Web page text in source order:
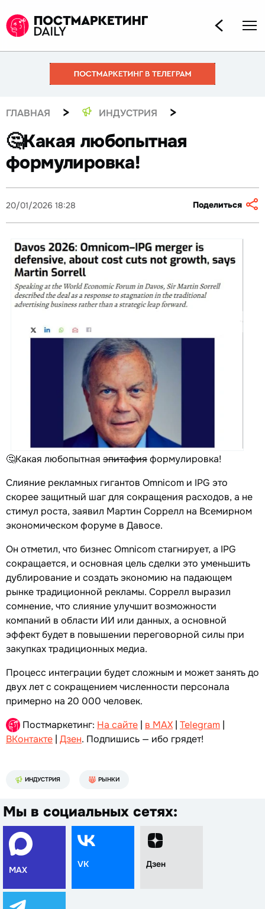
ГЛАВНАЯ > ИНДУСТРИЯ >
🤔Какая любопытная
формулировка!
20/01/2026 18:28 Поделиться
🤔Какая любопытная эпитафияформулировка!
Cлияние рекламных гигантов Omnicom и IPG это
скорее защитный шаг для сокращения расходов, а не
стимул роста, заявил Мартин Соррелл на Всемирном
экономическом форуме в Давосе.
Он отметил, что бизнес Omnicom стагнирует, а IPG
сокращается, и основная цель сделки это уменьшить
дублирование и создать экономию на падающем
рынке традиционной рекламы. Соррелл выразил
сомнение, что слияние улучшит возможности
компаний в области ИИ или данных, а основной
эффект будет в повышении переговорной силы при
закупках традиционных медиа.
Процесс интеграции будет сложным и может занять до
двух лет с сокращением численности персонала
примерно на 20 000 человек.
Постмаркетинг: На сайте | в MAX | Telegram |
ВКонтакте | Дзен. Подпишись — ибо грядет!
ИНДУСТРИЯ РЫНКИ
Мы в социальных сетях:
MAX
VK Дзен